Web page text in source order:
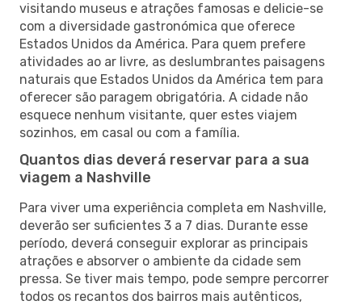
visitando museus e atrações famosas e delicie-se
com a diversidade gastronómica que oferece
Estados Unidos da América. Para quem prefere
atividades ao ar livre, as deslumbrantes paisagens
naturais que Estados Unidos da América tem para
oferecer são paragem obrigatória. A cidade não
esquece nenhum visitante, quer estes viajem
sozinhos, em casal ou com a família.
Quantos dias deverá reservar para a sua
viagem a Nashville
Para viver uma experiência completa em Nashville,
deverão ser suficientes 3 a 7 dias. Durante esse
período, deverá conseguir explorar as principais
atrações e absorver o ambiente da cidade sem
pressa. Se tiver mais tempo, pode sempre percorrer
todos os recantos dos bairros mais autênticos,